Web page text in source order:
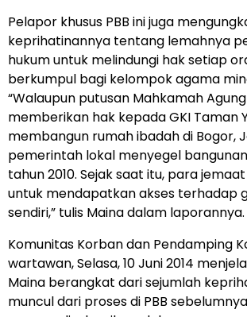
Pelapor khusus PBB ini juga
keprihatinannya tentang lemahnya
hukum untuk melindungi hak setiap
berkumpul bagi kelompok agama
“Walaupun putusan Mahkamah
memberikan hak kepada GKI Taman
membangun rumah ibadah di Bogor,
pemerintah lokal menyegel
tahun 2010. Sejak saat itu, para
untuk mendapatkan akses terhadap
sendiri,” tulis Maina dalam laporannya.
Komunitas Korban dan Pendamping
wartawan, Selasa, 10 Juni 2014
Maina berangkat dari sejumlah
muncul dari proses di PBB